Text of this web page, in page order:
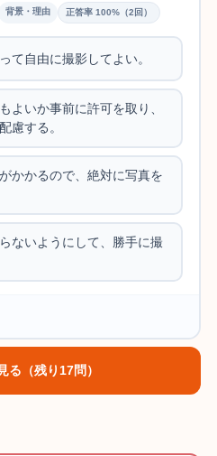
背景・理由 正答率 100%（2回）
て自由に撮影してよい。
よいか事前に許可を取り、
慮する。
かかるので、絶対に写真を
ないようにして、勝手に撮
る（残り17問）